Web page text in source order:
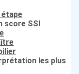
score SSI
les plus